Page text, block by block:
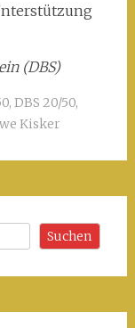
(DBS)
, DBS 20/50,
Kisker
Suchen